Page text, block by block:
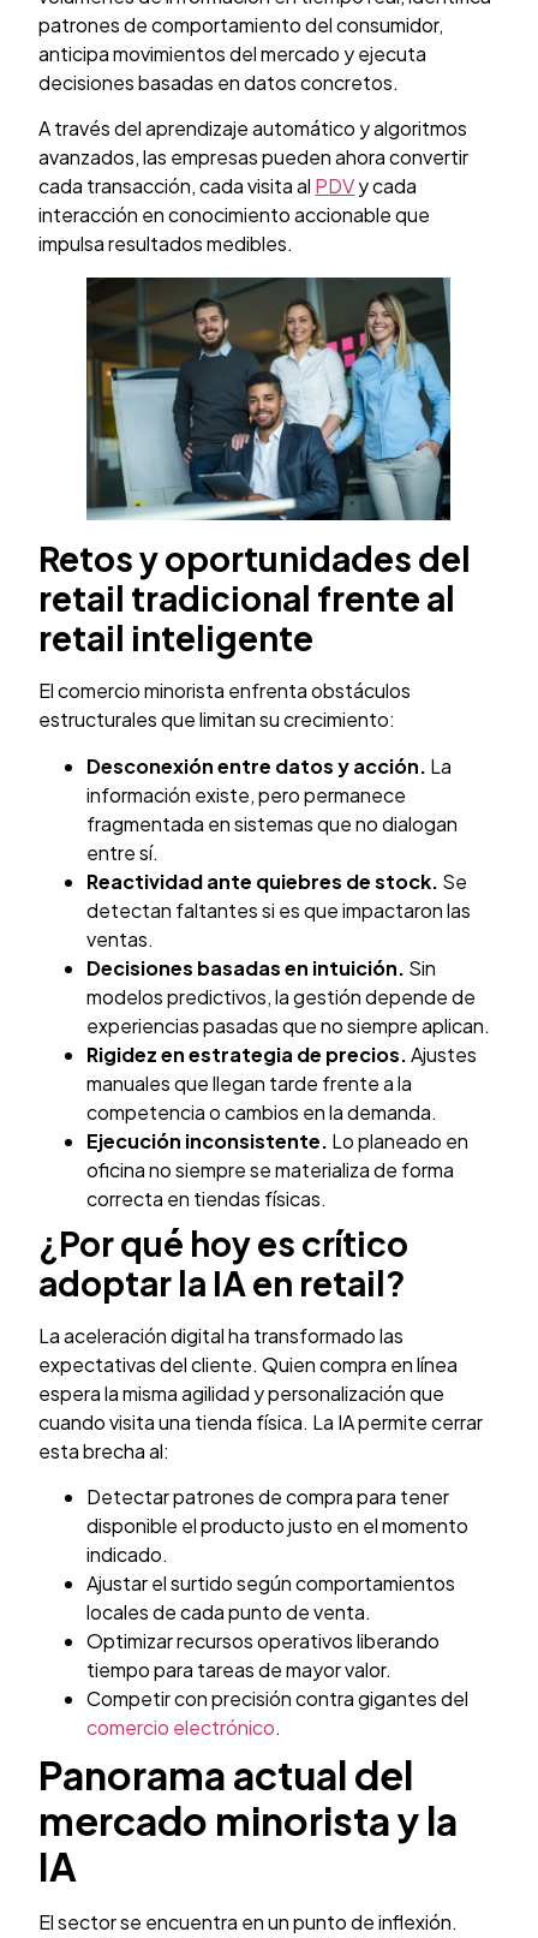
patrones de comportamiento del consumidor,
anticipa movimientos del mercado y ejecuta
decisiones basadas en datos concretos.
A través del aprendizaje automático y algoritmos
avanzados, las empresas pueden ahora convertir
cada transacción, cada visita al PDVy cada
interacción en conocimiento accionable que
impulsa resultados medibles.
Retos y oportunidades del
retail tradicional frente al
retail inteligente
El comercio minorista enfrenta obstáculos
estructurales que limitan su crecimiento:
Desconexión entre datos y acción. La
información existe, pero permanece
fragmentada en sistemas que no dialogan
entre sí.
Reactividad ante quiebres de stock. Se
detectan faltantes si es que impactaron las
ventas.
Decisiones basadas en intuición. Sin
modelos predictivos, la gestión depende de
experiencias pasadas que no siempre aplican.
Rigidez en estrategia de precios.Ajustes
manuales que llegan tarde frente a la
competencia o cambios en la demanda.
Ejecución inconsistente. Lo planeado en
oficina no siempre se materializa de forma
correcta en tiendas físicas.
¿Por qué hoy es crítico
adoptar la IA en retail?
La aceleración digital ha transformado las
expectativas del cliente. Quien compra en línea
espera la misma agilidad y personalización que
cuando visita una tienda física. La IA permite cerrar
esta brecha al:
Detectar patrones de compra para tener
disponible el producto justo en el momento
indicado.
Ajustar el surtido según comportamientos
locales de cada punto de venta.
Optimizar recursos operativos liberando
tiempo para tareas de mayor valor.
Competir con precisión contra gigantes del
comercio electrónico.
Panorama actual del
mercado minorista y la
IA
El sector se encuentra en un punto de inflexión.